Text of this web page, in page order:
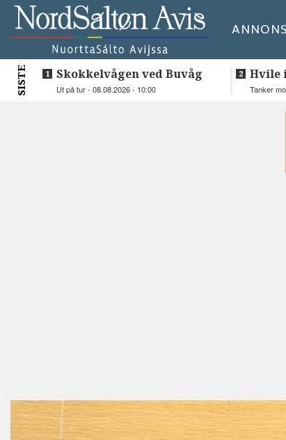
SISTE Skokkelvågen ved Buvåg
Ut på tur - 08.08.2026 - 10:00
Hvile
Tanker